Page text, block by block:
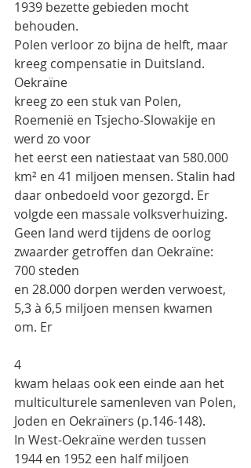
1939 bezette gebieden mocht
behouden.
Polen verloor zo bijna de helft, maar
kreeg compensatie in Duitsland.
Oekraïne
kreeg zo een stuk van Polen,
Roemenië en Tsjecho-Slowakije en
werd zo voor
het eerst een natiestaat van 580.000
km² en 41 miljoen mensen. Stalin had
daar onbedoeld voor gezorgd. Er
volgde een massale volksverhuizing.
Geen land werd tijdens de oorlog
zwaarder getroffen dan Oekraïne:
700 steden
en 28.000 dorpen werden verwoest,
5,3 à 6,5 miljoen mensen kwamen
om. Er
4
kwam helaas ook een einde aan het
multiculturele samenleven van Polen,
Joden en Oekraïners (p.146-148).
In West-Oekraïne werden tussen
1944 en 1952 een half miljoen